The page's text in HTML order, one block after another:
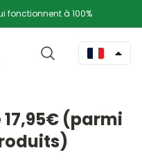
fonctionnent à 100%
17,95€ (parmi